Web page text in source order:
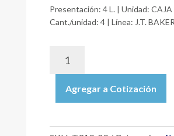
Presentación: 4 L. | Unidad: CAJA
Cant./unidad: 4 | Línea: J.T. BAKER
FENOXIETANOL
BAKER
cantidad
Agregar a Cotización